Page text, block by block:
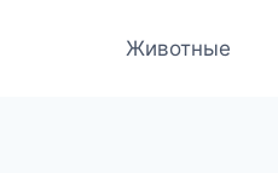
Животные